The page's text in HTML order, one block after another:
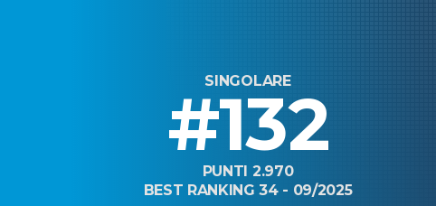
SINGOLARE
#132
PUNTI 2.970
BEST RANKING 34 - 09/2025